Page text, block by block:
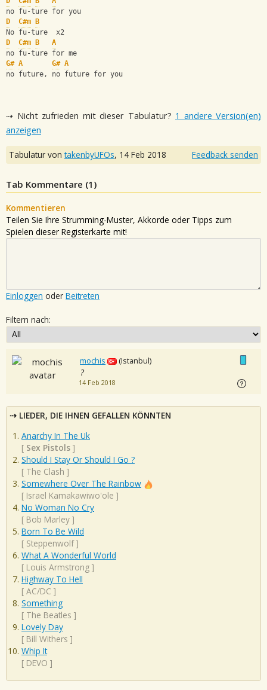
no fu-ture for you
D
C#m
B
No fu-ture  x2
D
C#m B
A
no fu-ture for me
G# A G# A
no future, no future for you
⇢ Nicht zufrieden mit dieser Tabulatur? 1 andere Version(en)
anzeigen
Tabulatur vontakenbyUFOs, 14 Feb 2018 Feedback senden
Tab Kommentare (1 )
Kommentieren
Teilen Sie Ihre Strumming-Muster, Akkorde oder Tipps zum
Spielen dieser Registerkarte mit!
Einloggen oder Beitreten
Filtern nach:
mochis (Istanbul)
?
14 Feb 2018
LIEDER, DIE IHNEN GEFALLEN KÖNNTEN
Anarchy In The Uk
[ Sex Pistols ]
Should I Stay Or Should I Go ?
[ The Clash ]
Somewhere Over The Rainbow
[ Israel Kamakawiwo'ole ]
No Woman No Cry
[ Bob Marley ]
Born To Be Wild
[ Steppenwolf]
What A Wonderful World
[ Louis Armstrong ]
Highway To Hell
[ AC/DC ]
Something
[ The Beatles ]
Lovely Day
[ Bill Withers ]
Whip It
[ DEVO ]